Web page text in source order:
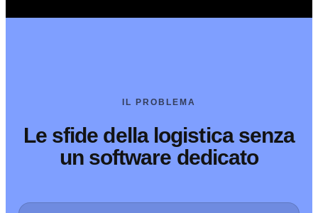
IL PROBLEMA
Le sfide della logistica senza
un software dedicato